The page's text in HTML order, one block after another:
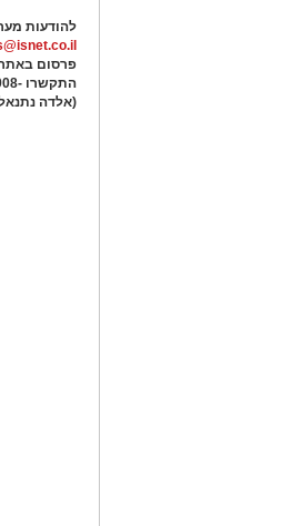
להודעות
פרסום
התקשרו -
(אלדה